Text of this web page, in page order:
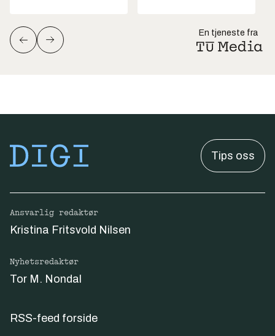
En tjeneste fra
Tips oss
Ansvarlig redaktør
Kristina Fritsvold Nilsen
Nyhetsredaktør
Tor M. Nondal
RSS-feed forside